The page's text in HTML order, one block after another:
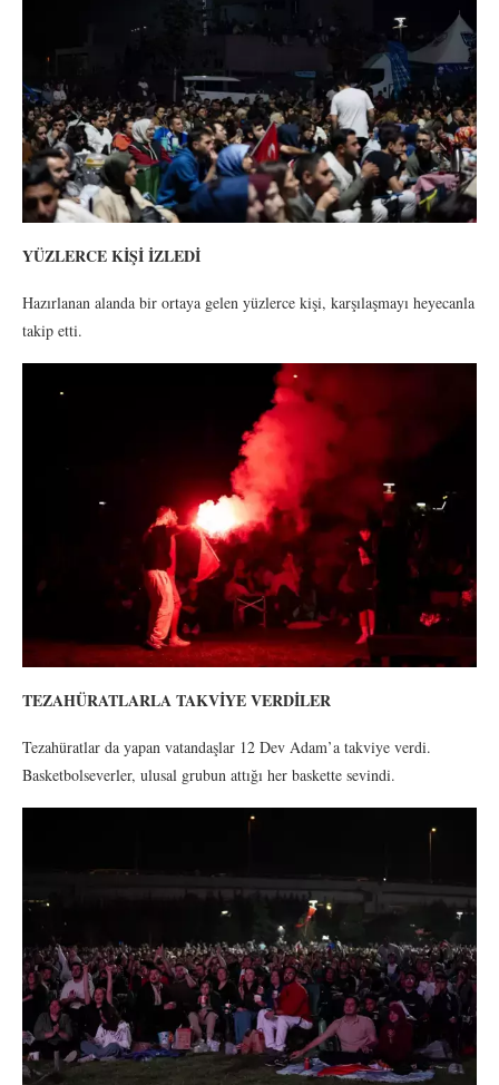
YÜZLERCE KİŞİ İZLEDİ
Hazırlanan alanda bir ortaya gelen yüzlerce kişi, karşılaşmayı heyecanla
takip etti.
TEZAHÜRATLARLA TAKVİYE VERDİLER
Tezahüratlar da yapan vatandaşlar 12 Dev Adam’a takviye verdi.
Basketbolseverler, ulusal grubun attığı her baskette sevindi.